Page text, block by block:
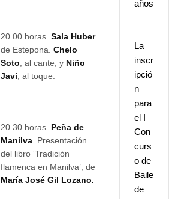
20.00 horas.Sala Huber
de Estepona.Chelo
Soto , al cante, y Niño
Javi , al toque.
20.30 horas. Peña de
Manilva . Presentación
del libro ‘Tradición
flamenca en Manilva’, de
María José Gil Lozano.
años
La
inscr
ipció
n
para
el I
Con
curs
o de
Baile
de